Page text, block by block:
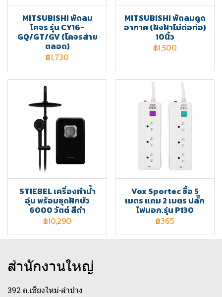
MITSUBISHI พัดลม
โคจร รุ่น CY16-
GQ/GT/GV (โคจรส่าย
ตลอด)
฿1,730
MITSUBISHI พัดลมดูด
อากาศ (ฝังฝ้าไม่ต่อท่อ)
10นิ้ว
฿1,500
STIEBEL เครื่องทำน้ำ
อุ่น พร้อมชุดฝักบัว
6000 วัตต์ สีดำ
฿10,290
Vox Sportec ซื้อ 5
เมตร แถม 2 เมตร ปลั๊ก
ไฟมอก.รุ่น P130
฿365
สำนักงานใหญ่
392 ถ.เชียงใหม่-ลำปาง